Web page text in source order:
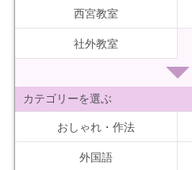
西宮教室
社外教室
カテゴリーを選ぶ
おしゃれ・作法
外国語